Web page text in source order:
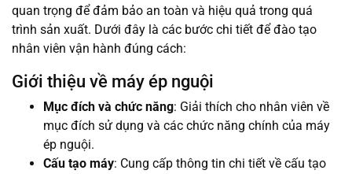
quan trọng để đảm bảo an toàn và hiệu quả trong quá
trình sản xuất. Dưới đây là các bước chi tiết để đào tạo
nhân viên vận hành đúng cách:
Giới thiệu về máy ép nguội
Mục đích và chức năng: Giải thích cho nhân viên về
mục đích sử dụng và các chức năng chính của máy
ép nguội.
Cấu tạo máy: Cung cấp thông tin chi tiết về cấu tạo